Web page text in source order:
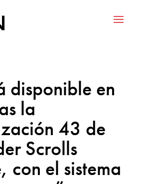
disponible en
la
43 de
Scrolls
con el sistema